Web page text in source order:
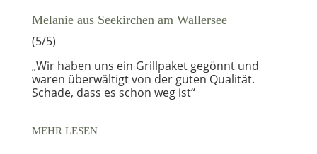
Melanie aus Seekirchen am Wallersee
(5/5)
„Wir haben uns ein Grillpaket gegönnt und
waren überwältigt von der guten Qualität.
Schade, dass es schon weg ist“
MEHR LESEN